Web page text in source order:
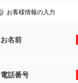
お客様情報の入力
お名前
電話番号